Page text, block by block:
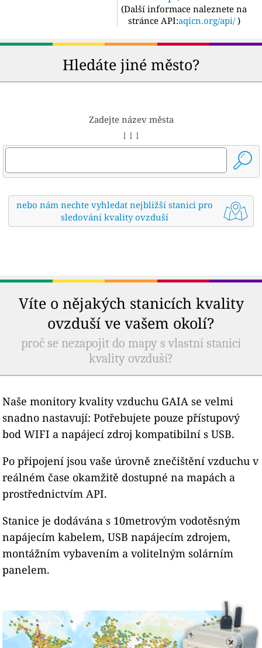
(Další informace naleznete na
stránce API:aqicn.org/api/ )
Hledáte jiné město?
Zadejte název města
↓ ↓ ↓
nebo nám nechte vyhledat nejbližší stanici pro
sledování kvality ovzduší
Víte o nějakých stanicích kvality
ovzduší ve vašem okolí?
proč se nezapojit do mapy s vlastní stanicí
kvality ovzduší?
Naše monitory kvality vzduchu GAIA se velmi
snadno nastavují: Potřebujete pouze přístupový
bod WIFI a napájecí zdroj kompatibilní s USB.
Po připojení jsou vaše úrovně znečištění vzduchu v
reálném čase okamžitě dostupné na mapách a
prostřednictvím API.
Stanice je dodávána s 10metrovým vodotěsným
napájecím kabelem, USB napájecím zdrojem,
montážním vybavením a volitelným solárním
panelem.